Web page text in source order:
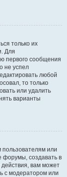
только их
Для
первого сообщения
не успел
любой
то только
или удалить
варианты
или
форумы, создавать в
вам может
с модератором или